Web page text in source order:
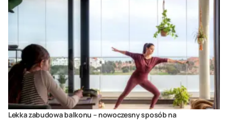
Lekka zabudowa balkonu – nowoczesny sposób na